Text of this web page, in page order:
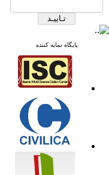
پایگاه نمایه کننده